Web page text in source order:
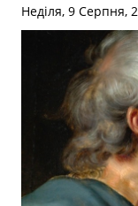
Неділя, 9 Серпня,